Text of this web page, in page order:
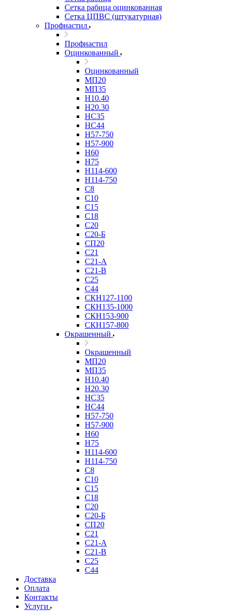
Сетка рабица оцинкованная
Сетка ЦПВС (штукатурная)
Профнастил
Профнастил
Оцинкованный
Оцинкованный
МП20
МП35
Н10.40
Н20.30
НС35
НС44
Н57-750
Н57-900
Н60
Н75
Н114-600
Н114-750
С8
С10
С15
С18
С20
С20-Б
СП20
С21
С21-А
С21-В
С25
С44
СКН127-1100
СКН135-1000
СКН153-900
СКН157-800
Окрашенный
Окрашенный
МП20
МП35
Н10.40
Н20.30
НС35
НС44
Н57-750
Н57-900
Н60
Н75
Н114-600
Н114-750
С8
С10
С15
С18
С20
С20-Б
СП20
С21
С21-А
С21-В
С25
С44
Доставка
Оплата
Контакты
Услуги